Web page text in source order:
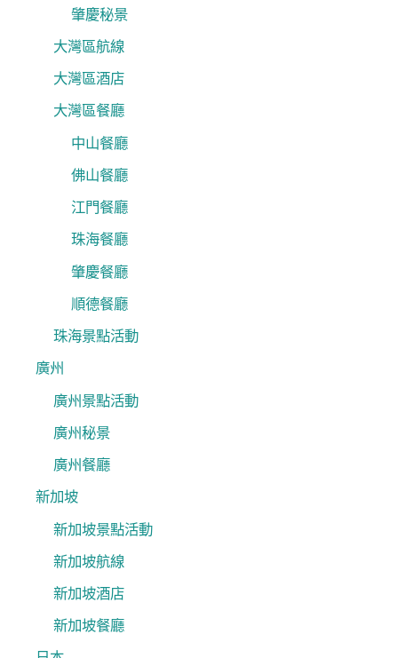
肇慶秘景
大灣區航線
大灣區酒店
大灣區餐廳
中山餐廳
佛山餐廳
江門餐廳
珠海餐廳
肇慶餐廳
順德餐廳
珠海景點活動
廣州
廣州景點活動
廣州秘景
廣州餐廳
新加坡
新加坡景點活動
新加坡航線
新加坡酒店
新加坡餐廳